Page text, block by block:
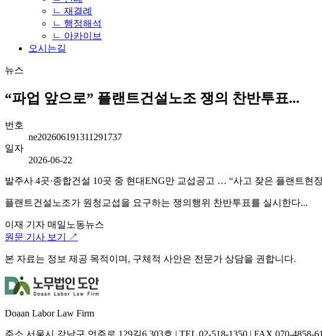
ㄴ 재결례
ㄴ 행정해석
ㄴ 아카이브
오시는길
뉴스
“파업 앞으로” 플랜트건설노조 쟁의 찬반투표...
번호
ne202606191311291737
일자
2026-06-22
발주사 4곳·종합건설 10곳 중 현대ENG만 교섭공고 … “사고 잦은 플랜트현
플랜트건설노조가 원청교섭을 요구하는 쟁의행위 찬반투표를 실시한다...
이재 기자 매일노동뉴스
원문 기사 보기 ↗
본 자료는 정보 제공 목적이며, 구체적 사안은 전문가 상담을 권합니다.
Doaan Labor Law Firm
주소 서울시 강남구 언주로 129길6 303호 | TEL 02-518-1350 | FAX 070-4858-